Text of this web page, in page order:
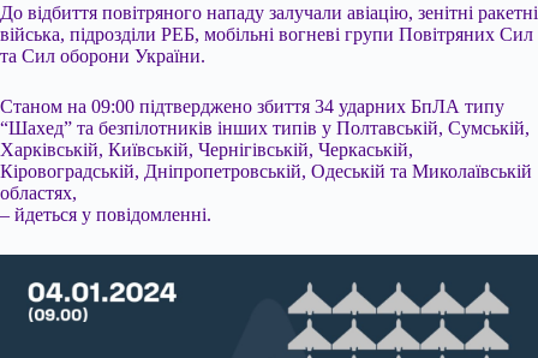
До відбиття повітряного нападу залучали авіацію, зенітні ракетні
війська, підрозділи РЕБ, мобільні вогневі групи Повітряних Сил
та Сил оборони України.
Станом на 09:00 підтверджено збиття 34 ударних БпЛА типу
“Шахед” та безпілотників інших типів у Полтавській, Сумській,
Харківській, Київській, Чернігівській, Черкаській,
Кіровоградській, Дніпропетровській, Одеській та Миколаївській
областях,
– йдеться у повідомленні.